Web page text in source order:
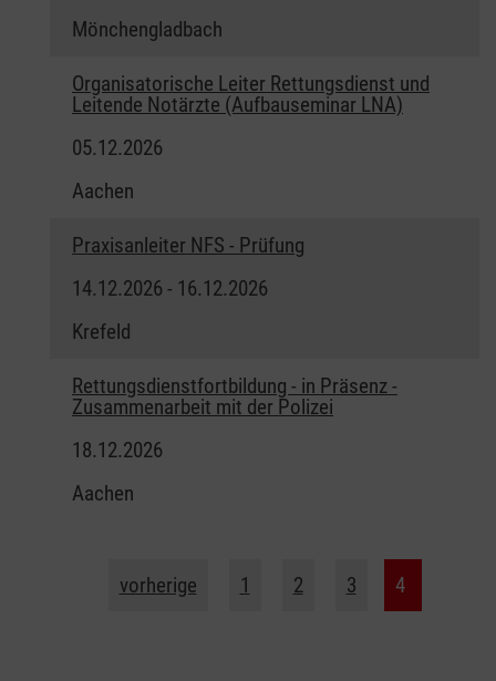
Mönchengladbach
Organisatorische Leiter Rettungsdienst und
Leitende Notärzte (Aufbauseminar LNA)
05.12.2026
Aachen
Praxisanleiter NFS - Prüfung
14.12.2026 - 16.12.2026
Krefeld
Rettungsdienstfortbildung - in Präsenz -
Zusammenarbeit mit der Polizei
18.12.2026
Aachen
vorherige 1 2 3 4